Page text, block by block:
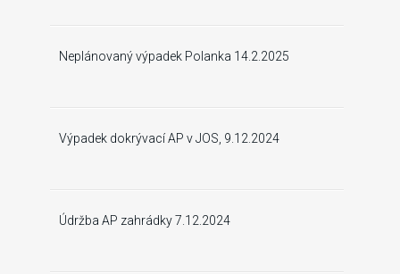
Neplánovaný výpadek Polanka 14.2.2025
Výpadek dokrývací AP v JOS, 9.12.2024
Údržba AP zahrádky 7.12.2024